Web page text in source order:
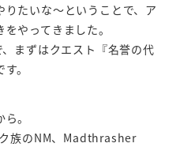
たいな～ということで、ア
やってきました。
まずはクエスト『名誉の代
。
。
族のNM、Madthrasher